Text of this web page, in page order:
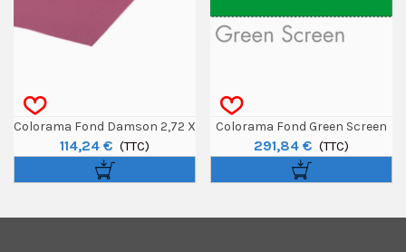
Colorama Fond Damson 2,72 X
11m
114,24 € (TTC)
Colorama Fond Green Screen
3,55 X 15m
291,84 € (TTC)